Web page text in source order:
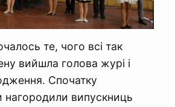
те, чого всі так
вийшла голова журі і
Спочатку
нагородили випускниць